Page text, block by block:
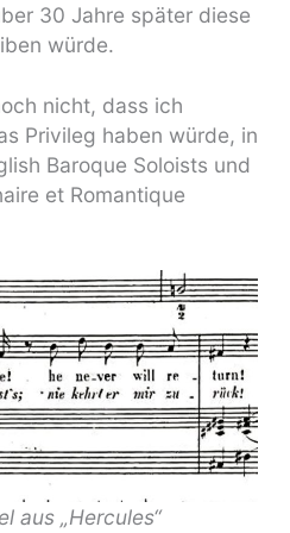
30 Jahre später diese
würde.
nicht, dass ich
Privileg haben würde, in
Baroque Soloists und
et Romantique
aus „Hercules“